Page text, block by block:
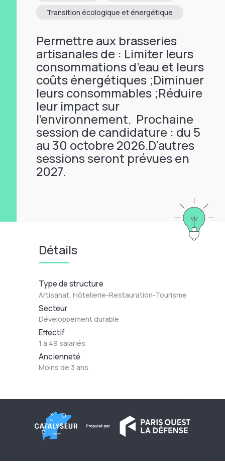
Transition écologique et énergétique
Permettre aux brasseries
artisanales de : Limiter leurs
consommations d’eau et leurs
coûts énergétiques ;Diminuer
leurs consommables ;Réduire
leur impact sur
l’environnement. Prochaine
session de candidature : du 5
au 30 octobre 2026.D'autres
sessions seront prévues en
2027.
Détails
Type de structure
Artisanat, Hôtellerie-Restauration-Tourisme
Secteur
Développement durable
Effectif
1 à 49 salariés
Ancienneté
Moins de 3 ans